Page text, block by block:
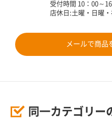
受付時間 10：00～
店休日:土曜・日曜・
メールで商品
同一カテゴリー